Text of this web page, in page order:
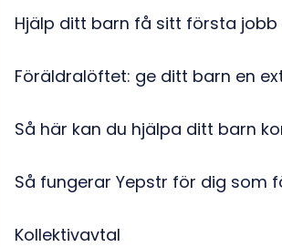
Hjälp ditt barn få sitt första
Föräldralöftet: ge ditt barn en
Så här kan du hjälpa ditt barn
Så fungerar Yepstr för dig som
Kollektivavtal